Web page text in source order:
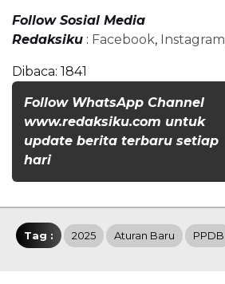
Follow Sosial Media
Redaksiku : Facebook, Instagram
Dibaca: 1841
Follow WhatsApp Channel
www.redaksiku.com untuk
update berita terbaru setiap
hari
Tag : 2025 Aturan Baru PPDB